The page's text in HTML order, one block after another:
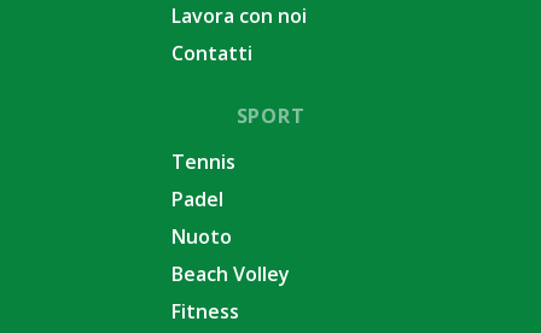
Lavora con noi
Contatti
SPORT
Tennis
Padel
Nuoto
Beach Volley
Fitness